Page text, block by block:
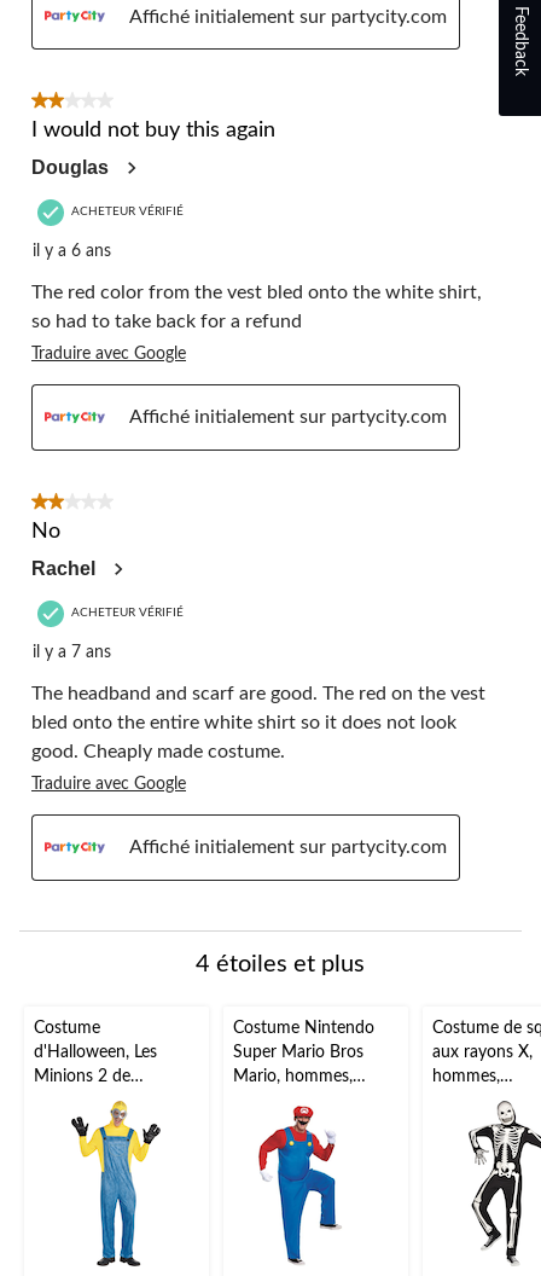
Affiché initialement sur partycity.com
2 étoile(s) sur 5.
I would not buy this again
Douglas
ACHETEUR VÉRIFIÉ
il y a 6 ans
The red color from the vest bled onto the white shirt,
so had to take back for a refund
Traduire avec Google
Affiché initialement sur partycity.com
2 étoile(s) sur 5.
No
Rachel
ACHETEUR VÉRIFIÉ
il y a 7 ans
The headband and scarf are good. The red on the vest
bled onto the entire white shirt so it does not look
good. Cheaply made costume.
Traduire avec Google
Affiché initialement sur partycity.com
4 étoiles et plus
Costume
d'Halloween, Les
Minions 2 de
Universal, adulte, plus
d'options offertes
Costume Nintendo
Super Mario Bros
Mario, hommes,
chapeau/gants/moust
ache, tailles variées
Costume de
aux rayons X,
hommes,
combinaison
noir/blanc
masque et
universelle
Feedback